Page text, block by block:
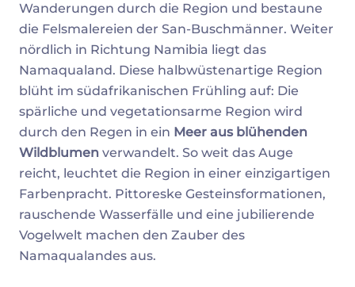
Wanderungen durch die Region und bestaune
die Felsmalereien der San-Buschmänner. Weiter
nördlich in Richtung Namibia liegt das
Namaqualand. Diese halbwüstenartige Region
blüht im südafrikanischen Frühling auf: Die
spärliche und vegetationsarme Region wird
durch den Regen in ein Meer aus blühenden
Wildblumen verwandelt. So weit das Auge
reicht, leuchtet die Region in einer einzigartigen
Farbenpracht. Pittoreske Gesteinsformationen,
rauschende Wasserfälle und eine jubilierende
Vogelwelt machen den Zauber des
Namaqualandes aus.